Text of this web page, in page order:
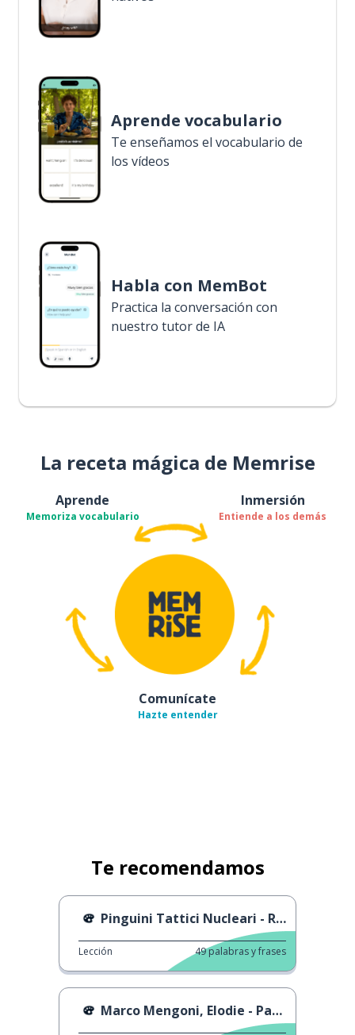
Aprende vocabulario
Te enseñamos el vocabulario de
los vídeos
Habla con MemBot
Practica la conversación con
nuestro tutor de IA
La receta mágica de Memrise
Aprende
Memoriza vocabulario
Inmersión
Entiende a los demás
Comunícate
Hazte entender
Te recomendamos
Pinguini Tattici Nucleari - Rubami la Notte
Lección 49palabras y frases
Marco Mengoni, Elodie - Pazza Musica